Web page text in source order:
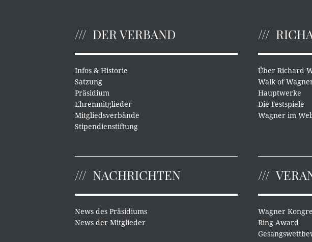
DER VERBAND
Infos & Historie
Satzung
Präsidium
Ehrenmitglieder
Mitgliedsverbände
Stipendienstiftung
Über Richard
Walk of
Hauptwerke
Die Festspiele
Wagner im
NACHRICHTEN
News des Präsidiums
News der Mitglieder
Wagner
Ring Award